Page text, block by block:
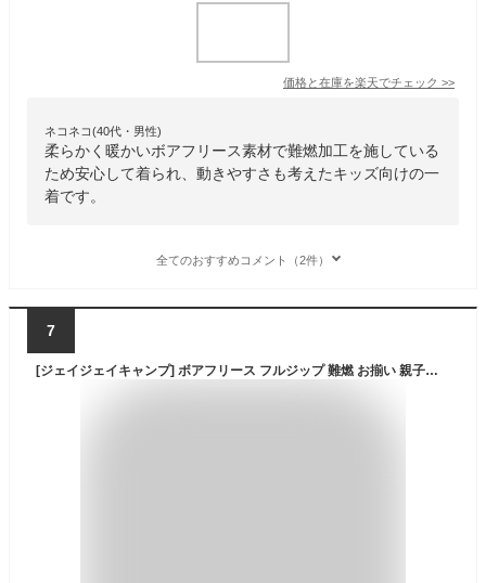
価格と在庫を楽天でチェック >>
ネコネコ(40代・男性)
柔らかく暖かいボアフリース素材で難燃加工を施している
ため安心して着られ、動きやすさも考えたキッズ向けの一
着です。
全てのおすすめコメント（2件）
7
[ジェイジェイキャンプ] ボアフリース フルジップ 難燃 お揃い 親子コーデ 親子ペア ペアルック 長袖 ユニセックス